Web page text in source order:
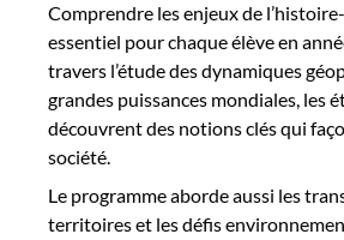
Comprendre les enjeux de
essentiel pour chaque élève en
travers l’étude des dynamiques
grandes puissances mondiales, les
découvrent des notions clés qui
société.
Le programme aborde aussi les
territoires et les défis